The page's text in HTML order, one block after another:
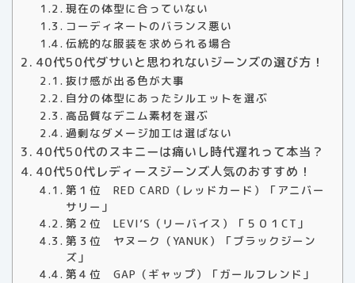
現在の体型に合っていない
コーディネートのバランス悪い
伝統的な服装を求められる場合
40代50代ダサいと思われないジーンズの選び方！
抜け感が出る色が大事
自分の体型にあったシルエットを選ぶ
高品質なデニム素材を選ぶ
過剰なダメージ加工は選ばない
40代50代のスキニーは痛いし時代遅れって本当？
40代50代レディースジーンズ人気のおすすめ！
第１位 RED CARD（レッドカード）「アニバー
サリー」
第２位 LEVI’S（リーバイス）「５０１CT」
第３位 ヤヌーク（YANUK）「ブラックジーン
ズ」
第４位 GAP（ギャップ）「ガールフレンド」